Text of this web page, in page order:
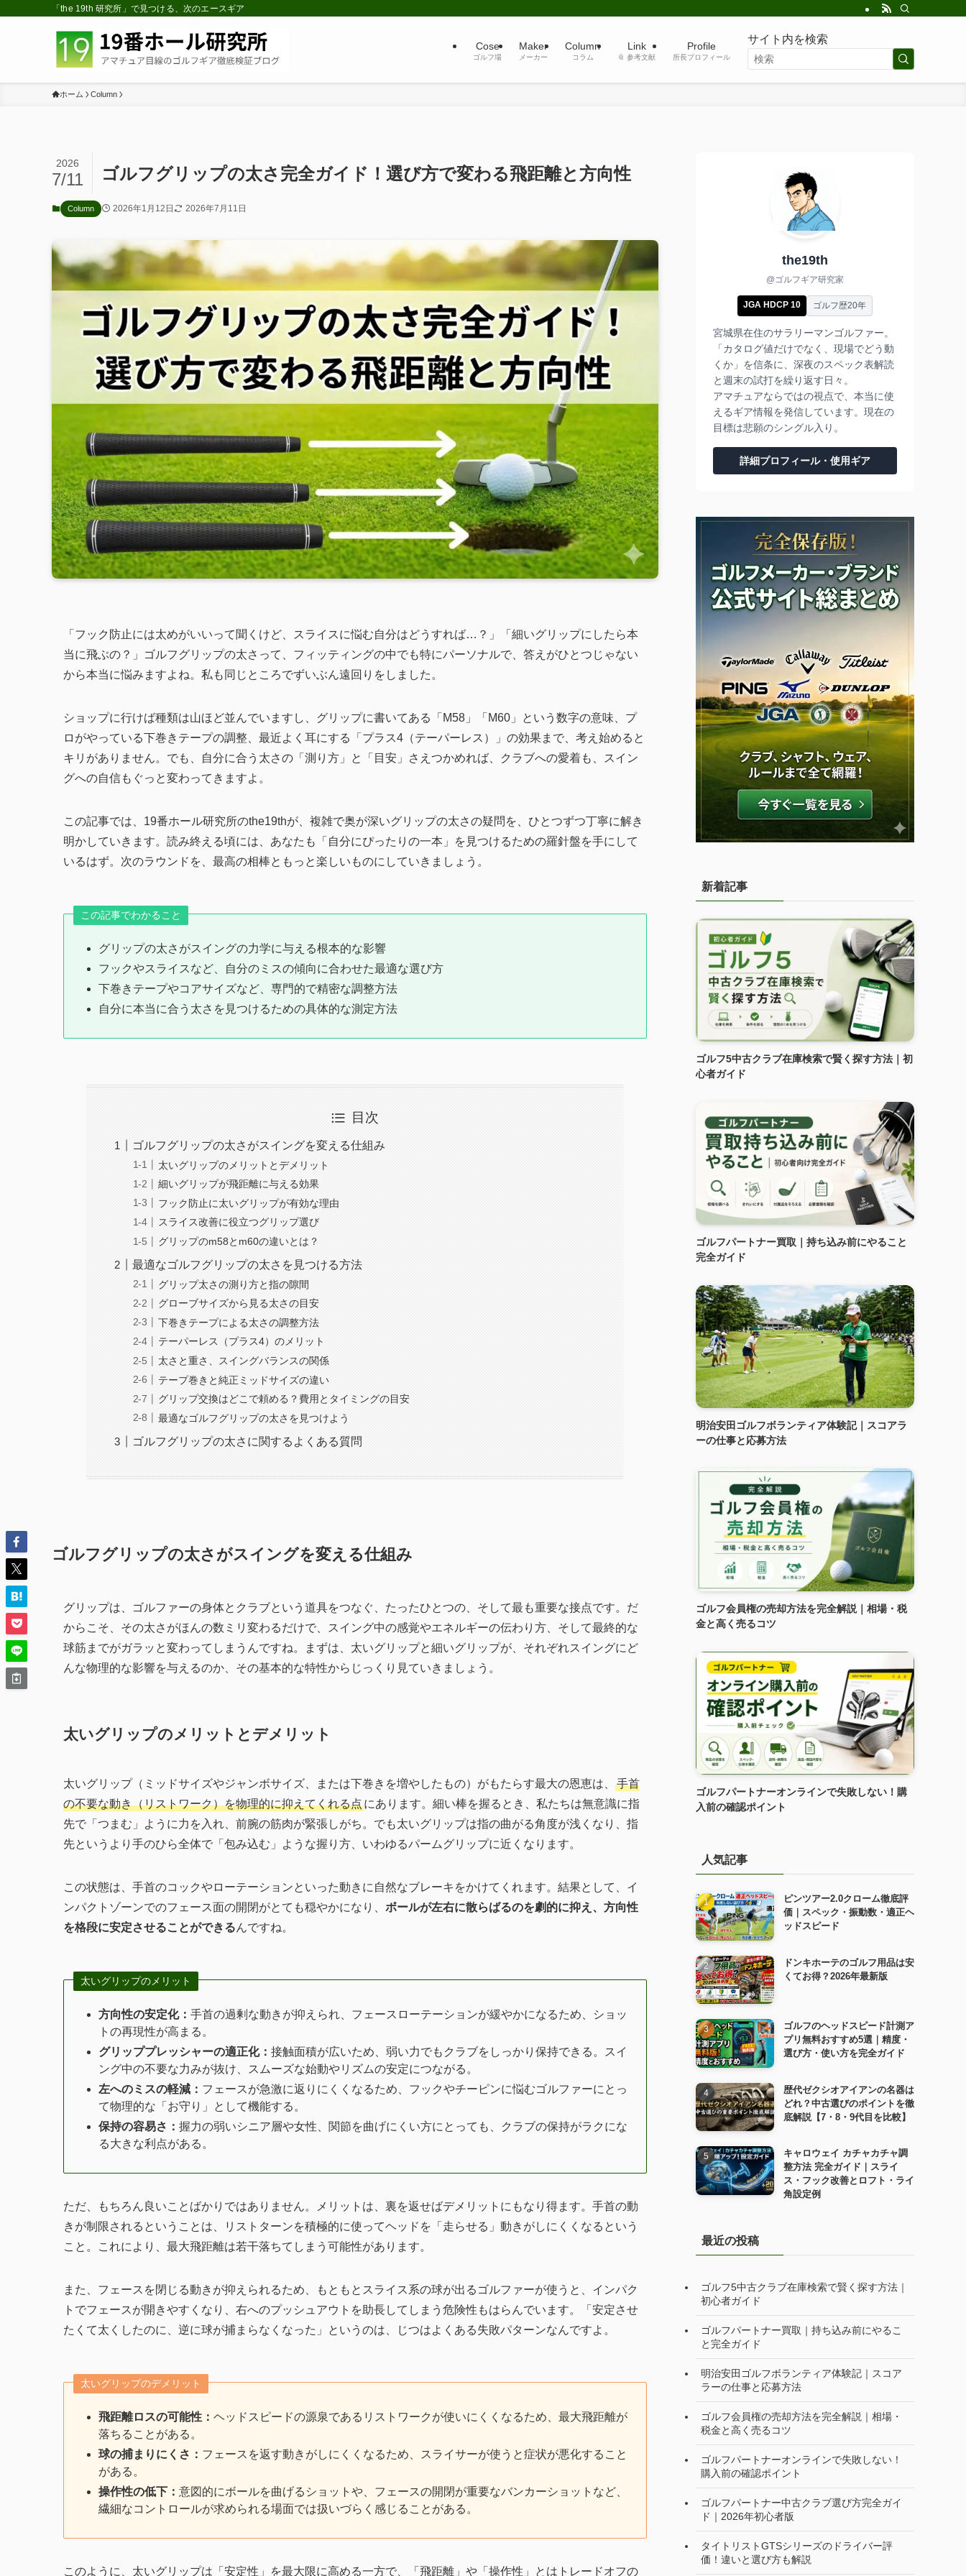
「the 19th 研究所」で見つける、次のエースギア
Cose
ゴルフ場
Maker
メーカー
Column
コラム
Link
📎 参考文献
Profile
所長プロフィール
サイト内を検索
ホーム Column
ゴルフグリップの太さ完全ガイド！選び方で変わる飛距離と方向性
2026
7/11
Column 2026年1月12日 2026年7月11日
「フック防止には太めがいいって聞くけど、スライスに悩む自分はどうすれば…？」「細いグリップにしたら本
当に飛ぶの？」ゴルフグリップの太さって、フィッティングの中でも特にパーソナルで、答えがひとつじゃない
から本当に悩みますよね。私も同じところでずいぶん遠回りをしました。
ショップに行けば種類は山ほど並んでいますし、グリップに書いてある「M58」「M60」という数字の意味、プ
ロがやっている下巻きテープの調整、最近よく耳にする「プラス4（テーパーレス）」の効果まで、考え始めると
キリがありません。でも、自分に合う太さの「測り方」と「目安」さえつかめれば、クラブへの愛着も、スイン
グへの自信もぐっと変わってきますよ。
この記事では、19番ホール研究所のthe19thが、複雑で奥が深いグリップの太さの疑問を、ひとつずつ丁寧に解き
明かしていきます。読み終える頃には、あなたも「自分にぴったりの一本」を見つけるための羅針盤を手にして
いるはず。次のラウンドを、最高の相棒ともっと楽しいものにしていきましょう。
この記事でわかること
グリップの太さがスイングの力学に与える根本的な影響
フックやスライスなど、自分のミスの傾向に合わせた最適な選び方
下巻きテープやコアサイズなど、専門的で精密な調整方法
自分に本当に合う太さを見つけるための具体的な測定方法
目次
ゴルフグリップの太さがスイングを変える仕組み
太いグリップのメリットとデメリット
細いグリップが飛距離に与える効果
フック防止に太いグリップが有効な理由
スライス改善に役立つグリップ選び
グリップのm58とm60の違いとは？
最適なゴルフグリップの太さを見つける方法
グリップ太さの測り方と指の隙間
グローブサイズから見る太さの目安
下巻きテープによる太さの調整方法
テーパーレス（プラス4）のメリット
太さと重さ、スイングバランスの関係
テープ巻きと純正ミッドサイズの違い
グリップ交換はどこで頼める？費用とタイミングの目安
最適なゴルフグリップの太さを見つけよう
ゴルフグリップの太さに関するよくある質問
ゴルフグリップの太さがスイングを変える仕組み
グリップは、ゴルファーの身体とクラブという道具をつなぐ、たったひとつの、そして最も重要な接点です。だ
からこそ、その太さがほんの数ミリ変わるだけで、スイング中の感覚やエネルギーの伝わり方、そして最終的な
球筋までがガラッと変わってしまうんですね。まずは、太いグリップと細いグリップが、それぞれスイングにど
んな物理的な影響を与えるのか、その基本的な特性からじっくり見ていきましょう。
太いグリップのメリットとデメリット
太いグリップ（ミッドサイズやジャンボサイズ、または下巻きを増やしたもの）がもたらす最大の恩恵は、
手首
の不要な動き（リストワーク）を物理的に抑えてくれる点にあります。細い棒を握るとき、私たちは無意識に指
先で「つまむ」ように力を入れ、前腕の筋肉が緊張しがち。でも太いグリップは指の曲がる角度が浅くなり、指
先というより手のひら全体で「包み込む」ような握り方、いわゆるパームグリップに近くなります。
この状態は、手首のコックやローテーションといった動きに自然なブレーキをかけてくれます。結果として、イ
ンパクトゾーンでのフェース面の開閉がとても穏やかになり、 ボールが左右に散らばるのを劇的に抑え、方向性
を格段に安定させることができるんですね。
太いグリップのメリット
方向性の安定化： 手首の過剰な動きが抑えられ、フェースローテーションが緩やかになるため、ショッ
トの再現性が高まる。
グリッププレッシャーの適正化： 接触面積が広いため、弱い力でもクラブをしっかり保持できる。スイ
ング中の不要な力みが抜け、スムーズな始動やリズムの安定につながる。
左へのミスの軽減： フェースが急激に返りにくくなるため、フックやチーピンに悩むゴルファーにとっ
て物理的な「お守り」として機能する。
保持の容易さ： 握力の弱いシニア層や女性、関節を曲げにくい方にとっても、クラブの保持がラクにな
る大きな利点がある。
ただ、もちろん良いことばかりではありません。メリットは、裏を返せばデメリットにもなり得ます。手首の動
きが制限されるということは、リストターンを積極的に使ってヘッドを「走らせる」動きがしにくくなるという
こと。これにより、最大飛距離は若干落ちてしまう可能性があります。
また、フェースを閉じる動きが抑えられるため、もともとスライス系の球が出るゴルファーが使うと、インパク
トでフェースが開きやすくなり、右へのプッシュアウトを助長してしまう危険性もはらんでいます。「安定させ
たくて太くしたのに、逆に球が捕まらなくなった」というのは、じつはよくある失敗パターンなんですよ。
太いグリップのデメリット
飛距離ロスの可能性： ヘッドスピードの源泉であるリストワークが使いにくくなるため、最大飛距離が
落ちることがある。
球の捕まりにくさ： フェースを返す動きがしにくくなるため、スライサーが使うと症状が悪化すること
がある。
操作性の低下： 意図的にボールを曲げるショットや、フェースの開閉が重要なバンカーショットなど、
繊細なコントロールが求められる場面では扱いづらく感じることがある。
このように、太いグリップは「安定性」を最大限に高める一方で、「飛距離」や「操作性」とはトレードオフの
the19th
@ゴルフギア研究家
JGA HDCP 10 ゴルフ歴20年
宮城県在住のサラリーマンゴルファー。
「カタログ値だけでなく、現場でどう動
くか」を信条に、深夜のスペック表解読
と週末の試打を繰り返す日々。
アマチュアならではの視点で、本当に使
えるギア情報を発信しています。現在の
目標は悲願のシングル入り。
詳細プロフィール・使用ギア
新着記事
ゴルフ5中古クラブ在庫検索で賢く探す方法｜初
心者ガイド
ゴルフパートナー買取｜持ち込み前にやること
完全ガイド
明治安田ゴルフボランティア体験記｜スコアラ
ーの仕事と応募方法
ゴルフ会員権の売却方法を完全解説｜相場・税
金と高く売るコツ
ゴルフパートナーオンラインで失敗しない！購
入前の確認ポイント
人気記事
ピンツアー2.0クローム徹底評
価｜スペック・振動数・適正ヘ
ッドスピード
ドンキホーテのゴルフ用品は安
くてお得？2026年最新版
ゴルフのヘッドスピード計測ア
プリ無料おすすめ5選｜精度・
選び方・使い方を完全ガイド
歴代ゼクシオアイアンの名器は
どれ？中古選びのポイントを徹
底解説【7・8・9代目を比較】
キャロウェイ カチャカチャ調
整方法 完全ガイド｜スライ
ス・フック改善とロフト・ライ
角設定例
最近の投稿
ゴルフ5中古クラブ在庫検索で賢く探す方法｜
初心者ガイド
ゴルフパートナー買取｜持ち込み前にやるこ
と完全ガイド
明治安田ゴルフボランティア体験記｜スコア
ラーの仕事と応募方法
ゴルフ会員権の売却方法を完全解説｜相場・
税金と高く売るコツ
ゴルフパートナーオンラインで失敗しない！
購入前の確認ポイント
ゴルフパートナー中古クラブ選び方完全ガイ
ド｜2026年初心者版
タイトリストGTSシリーズのドライバー評
価！違いと選び方も解説